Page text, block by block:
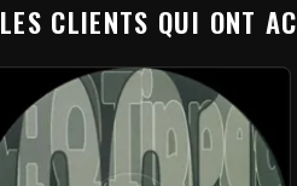
LES CLIENTS QUI ONT